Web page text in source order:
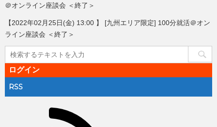
＠オンライン座談会 ＜終了＞
【2022年02月25日(金) 13:00 】 [九州エリア限定] 100分就活＠オン
ライン座談会 ＜終了＞
ログイン
RSS